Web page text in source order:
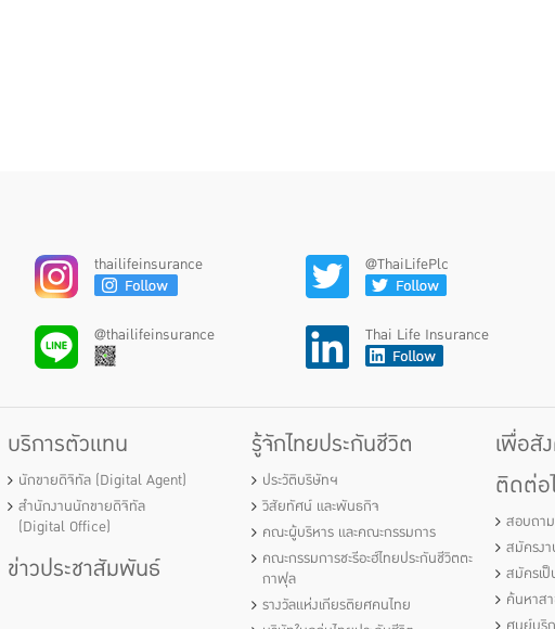
thailifeinsurance @ThaiLifePlc
@thailifeinsurance Thai Life Insurance
บริการตัวแทน
นักขายดิจิทัล (Digital Agent)
สำนักงานนักขายดิจิทัล
(Digital Office)
ข่าวประชาสัมพันธ์
รู้จักไทยประกันชีวิต
ประวัติบริษัทฯ
วิสัยทัศน์ และพันธกิจ
คณะผู้บริหาร และคณะกรรมการ
คณะกรรมการชะรีอะฮ์ไทยประกันชีวิตตะ
กาฟุล
รางวัลแห่งเกียรติยศคนไทย
เพื่อสั
ติดต่อ
สอบถา
สมัครง
สมัครเ
ค้นหาส